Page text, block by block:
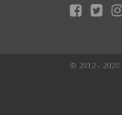
© 2012 - 2020